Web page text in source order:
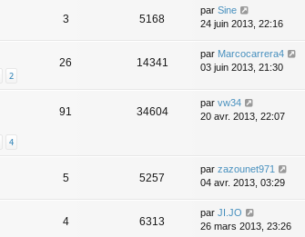
3 5168
par Sine
24 juin 2013, 22:16
2
26 14341
par Marcocarrera4
03 juin 2013, 21:30
4
91 34604
par vw34
20 avr. 2013, 22:07
5 5257
par zazounet971
04 avr. 2013, 03:29
4 6313
par JI.JO
26 mars 2013, 23:26